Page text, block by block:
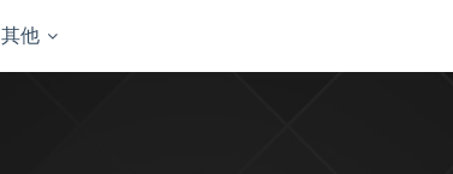
其他